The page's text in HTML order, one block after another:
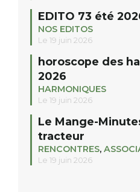
EDITO 73 été
NOS EDITOS
Le 19 juin 2026
horoscope des
2026
HARMONIQUES
Le 19 juin 2026
Le Mange-
tracteur
RENCONTRES,
Le 19 juin 2026